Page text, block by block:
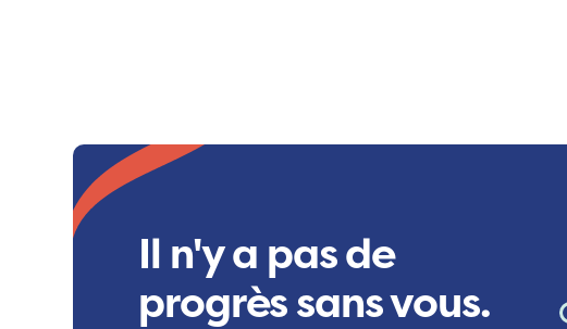
Il n'y a pas de
progrès sans vous.